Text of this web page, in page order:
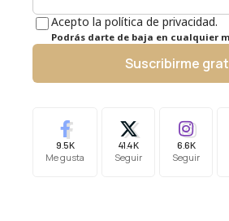
Acepto la política de privacidad.
Podrás darte de baja en cualquier
Suscribirme
9.5K
Me gusta
41.4K
Seguir
6.6K
Seguir